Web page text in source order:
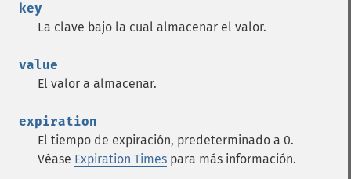
key
La clave bajo la cual almacenar el valor.
value
El valor a almacenar.
expiration
El tiempo de expiración, predeterminado a 0.
Véase Expiration Times para más información.